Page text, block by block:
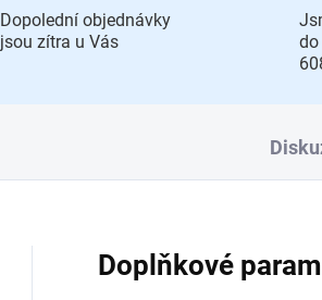
Dopolední objednávky
jsou zítra u Vás
do
Doplňkové